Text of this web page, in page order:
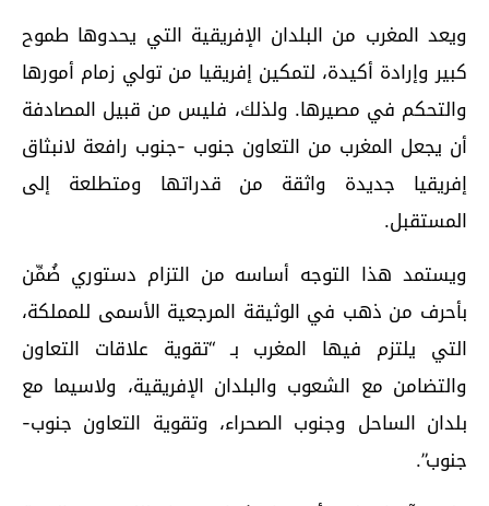
ويعد المغرب من البلدان الإفريقية التي يحدوها طموح
كبير وإرادة أكيدة، لتمكين إفريقيا من تولي زمام أمورها
والتحكم في مصيرها. ولذلك، فليس من قبيل المصادفة
أن يجعل المغرب من التعاون جنوب -جنوب رافعة لانبثاق
إفريقيا جديدة واثقة من قدراتها ومتطلعة إلى
المستقبل.
ويستمد هذا التوجه أساسه من التزام دستوري ضُمِّن
بأحرف من ذهب في الوثيقة المرجعية الأسمى للمملكة،
التي يلتزم فيها المغرب بـ “تقوية علاقات التعاون
والتضامن مع الشعوب والبلدان الإفريقية، ولاسيما مع
بلدان الساحل وجنوب الصحراء، وتقوية التعاون جنوب-
جنوب”.